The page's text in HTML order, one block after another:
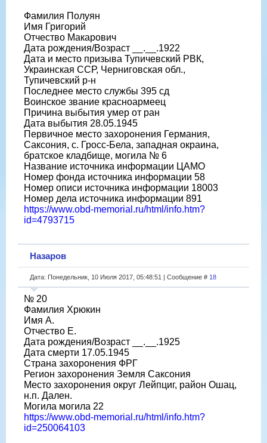
Фамилия Полуян
Имя Григорий
Отчество Макарович
Дата рождения/Возраст __.__.1922
Дата и место призыва Тупичевский РВК,
Украинская ССР, Черниговская обл.,
Тупичевский р-н
Последнее место службы 395 сд
Воинское звание красноармеец
Причина выбытия умер от ран
Дата выбытия 28.05.1945
Первичное место захоронения Германия,
Саксония, с. Гросс-Бела, западная окраина,
братское кладбище, могила № 6
Название источника информации ЦАМО
Номер фонда источника информации 58
Номер описи источника информации 18003
Номер дела источника информации 891
https://www.obd-memorial.ru/html/info.htm?
id=4793715
Назаров
Дата: Понедельник, 10 Июля 2017, 05:48:51 | Сообщение # 18
№ 20
Фамилия Хрюкин
Имя А.
Отчество Е.
Дата рождения/Возраст __.__.1925
Дата смерти 17.05.1945
Страна захоронения ФРГ
Регион захоронения Земля Саксония
Место захоронения округ Лейпциг, район Ошац,
н.п. Дален.
Могила могила 22
https://www.obd-memorial.ru/html/info.htm?
id=250064103